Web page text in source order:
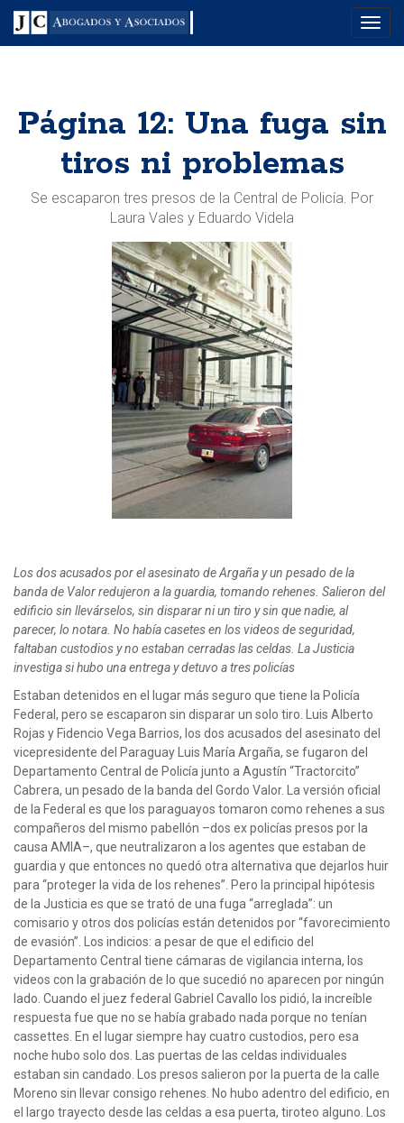
Menu
Página 12: Una fuga sin
tiros ni problemas
Se escaparon tres presos de la Central de Policía. Por
Laura Vales y Eduardo Videla
Los dos acusados por el asesinato de Argaña y un pesado de la
banda de Valor redujeron a la guardia, tomando rehenes. Salieron del
edificio sin llevárselos, sin disparar ni un tiro y sin que nadie, al
parecer, lo notara. No había casetes en los videos de seguridad,
faltaban custodios y no estaban cerradas las celdas. La Justicia
investiga si hubo una entrega y detuvo a tres policías
Estaban detenidos en el lugar más seguro que tiene la Policía
Federal, pero se escaparon sin disparar un solo tiro. Luis Alberto
Rojas y Fidencio Vega Barrios, los dos acusados del asesinato del
vicepresidente del Paraguay Luis María Argaña, se fugaron del
Departamento Central de Policía junto a Agustín “Tractorcito”
Cabrera, un pesado de la banda del Gordo Valor. La versión oficial
de la Federal es que los paraguayos tomaron como rehenes a sus
compañeros del mismo pabellón –dos ex policías presos por la
causa AMIA–, que neutralizaron a los agentes que estaban de
guardia y que entonces no quedó otra alternativa que dejarlos huir
para “proteger la vida de los rehenes”. Pero la principal hipótesis
de la Justicia es que se trató de una fuga “arreglada”: un
comisario y otros dos policías están detenidos por “favorecimiento
de evasión”. Los indicios: a pesar de que el edificio del
Departamento Central tiene cámaras de vigilancia interna, los
videos con la grabación de lo que sucedió no aparecen por ningún
lado. Cuando el juez federal Gabriel Cavallo los pidió, la increíble
respuesta fue que no se había grabado nada porque no tenían
cassettes. En el lugar siempre hay cuatro custodios, pero esa
noche hubo solo dos. Las puertas de las celdas individuales
estaban sin candado. Los presos salieron por la puerta de la calle
Moreno sin llevar consigo rehenes. No hubo adentro del edificio, en
el largo trayecto desde las celdas a esa puerta, tiroteo alguno. Los